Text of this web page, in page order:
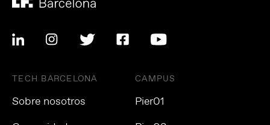
TECH BARCELONA
Sobre nosotros
CAMPUS
Pier01